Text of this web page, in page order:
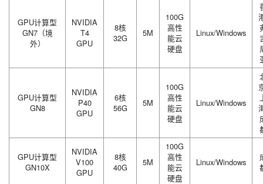
GPU计算型
GN7（境
外）
NVIDIA
T4
GPU
8核
32G
5M
100G
高性
能云
硬盘
Linux/Windows
GPU计算型
GN8
NVIDIA
P40
GPU
6核
56G
5M
100G
高性
能云
硬盘
Linux/Windows
GPU计算型
GN10X
NVIDIA
V100
GPU
8核
40G
5M
100G
高性
能云
硬盘
Linux/Windows